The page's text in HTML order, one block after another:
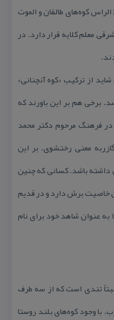
كوه‌های طالقان و الموت
شمال شرقی معلم كلایه قرار دارد. در
از تركیب «كوه آنچنانی»
برخی هم بر این باورند كه
در فرهنگ مرحوم دكتر محمد
معنی رختشوی. بر این
باشد. كسانی كه چنین
خاصیت برش دارد و در قدیم
عنوان شاهد خود برای نام
تندی است كه از سه طرف
با وجود كوه‌های بلند روستا